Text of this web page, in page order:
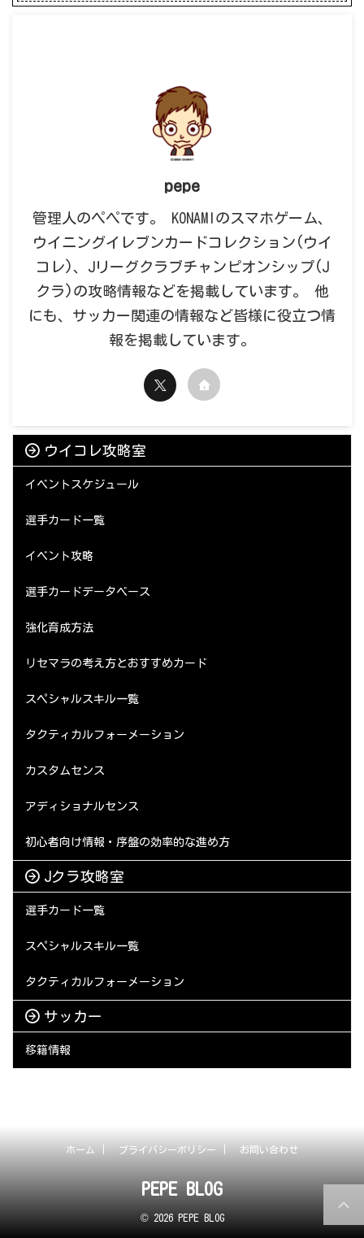
pepe
管理人のペペです。 KONAMIのスマホゲーム、
ウイニングイレブンカードコレクション(ウイ
コレ)、Jリーグクラブチャンピオンシップ(J
クラ)の攻略情報などを掲載しています。 他
にも、サッカー関連の情報など皆様に役立つ情
報を掲載しています。
ウイコレ攻略室
イベントスケジュール
選手カード一覧
イベント攻略
選手カードデータベース
強化育成方法
リセマラの考え方とおすすめカード
スペシャルスキル一覧
タクティカルフォーメーション
カスタムセンス
アディショナルセンス
初心者向け情報・序盤の効率的な進め方
Jクラ攻略室
選手カード一覧
スペシャルスキル一覧
タクティカルフォーメーション
サッカー
移籍情報
ホーム プライバシーポリシー お問い合わせ
PEPE BLOG
© 2026 PEPE BLOG